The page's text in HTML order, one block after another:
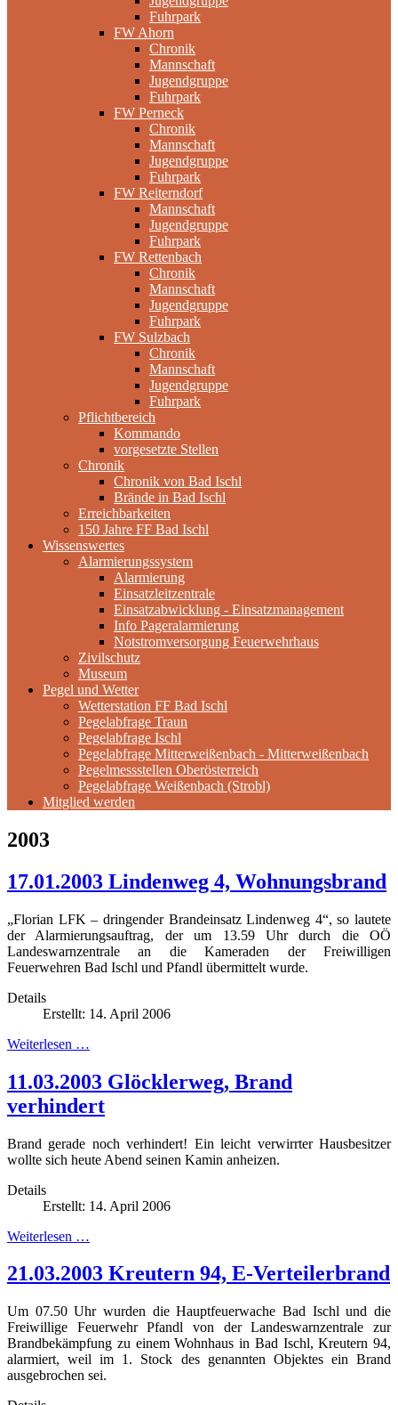
Fuhrpark
FW Ahorn
Chronik
Mannschaft
Jugendgruppe
Fuhrpark
FW Perneck
Chronik
Mannschaft
Jugendgruppe
Fuhrpark
FW Reiterndorf
Mannschaft
Jugendgruppe
Fuhrpark
FW Rettenbach
Chronik
Mannschaft
Jugendgruppe
Fuhrpark
FW Sulzbach
Chronik
Mannschaft
Jugendgruppe
Fuhrpark
Pflichtbereich
Kommando
vorgesetzte Stellen
Chronik
Chronik von Bad Ischl
Brände in Bad Ischl
Erreichbarkeiten
150 Jahre FF Bad Ischl
Wissenswertes
Alarmierungssystem
Alarmierung
Einsatzleitzentrale
Einsatzabwicklung - Einsatzmanagement
Info Pageralarmierung
Notstromversorgung Feuerwehrhaus
Zivilschutz
Museum
Pegel und Wetter
Wetterstation FF Bad Ischl
Pegelabfrage Traun
Pegelabfrage Ischl
Pegelabfrage Mitterweißenbach - Mitterweißenbach
Pegelmessstellen Oberösterreich
Pegelabfrage Weißenbach (Strobl)
Mitglied werden
2003
17.01.2003 Lindenweg 4, Wohnungsbrand
„Florian LFK – dringender Brandeinsatz Lindenweg 4“, so lautete
der Alarmierungsauftrag, der um 13.59 Uhr durch die OÖ
Landeswarnzentrale an die Kameraden der Freiwilligen
Feuerwehren Bad Ischl und Pfandl übermittelt wurde.
Details
Erstellt: 14. April 2006
Weiterlesen …
11.03.2003 Glöcklerweg, Brand
verhindert
Brand gerade noch verhindert! Ein leicht verwirrter Hausbesitzer
wollte sich heute Abend seinen Kamin anheizen.
Details
Erstellt: 14. April 2006
Weiterlesen …
21.03.2003 Kreutern 94, E-Verteilerbrand
Um 07.50 Uhr wurden die Hauptfeuerwache Bad Ischl und die
Freiwillige Feuerwehr Pfandl von der Landeswarnzentrale zur
Brandbekämpfung zu einem Wohnhaus in Bad Ischl, Kreutern 94,
alarmiert, weil im 1. Stock des genannten Objektes ein Brand
ausgebrochen sei.